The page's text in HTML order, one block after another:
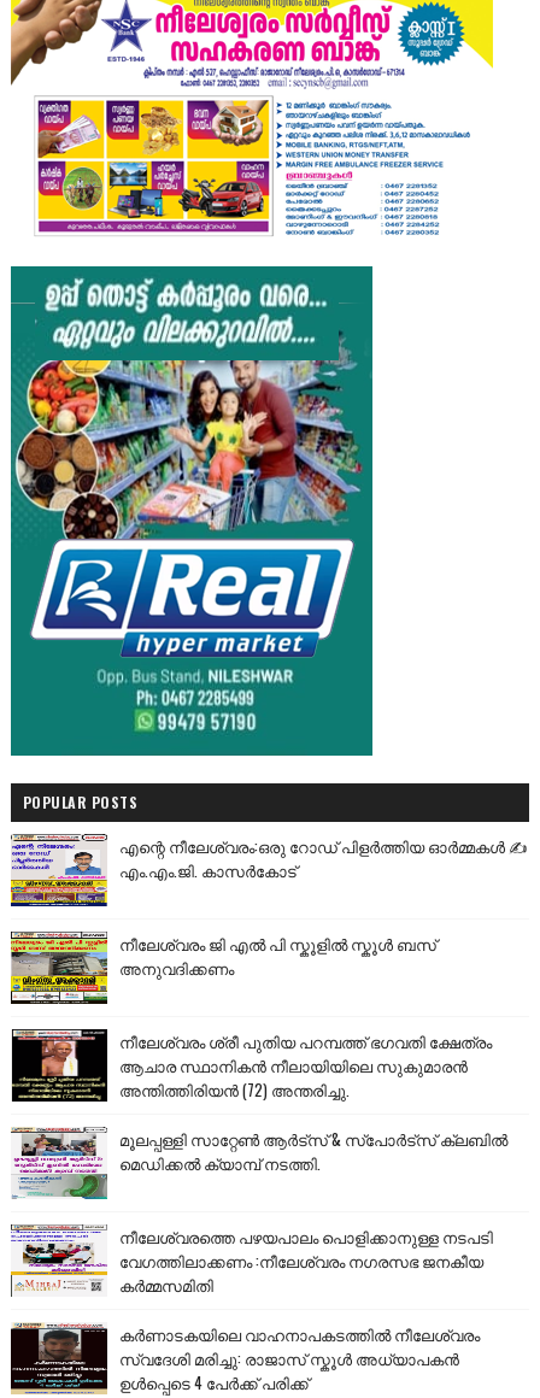
POPULAR POSTS
എന്റെ നീലേശ്വരം:ഒരു റോഡ് പിളർത്തിയ ഓർമ്മകൾ ✍️
എം.എം.ജി. കാസർകോട്
നീലേശ്വരം ജി എൽ പി സ്കൂളിൽ സ്കൂൾ ബസ്
അനുവദിക്കണം
നീലേശ്വരം ശ്രീ പുതിയ പറമ്പത്ത് ഭഗവതി ക്ഷേത്രം
ആചാര സ്ഥാനികൻ നീലായിയിലെ സുകുമാരൻ
അന്തിത്തിരിയൻ (72) അന്തരിച്ചു.
മൂലപ്പള്ളി സാറ്റേൺ ആർട്സ് & സ്പോർട്സ് ക്ലബിൽ
മെഡിക്കൽ ക്യാമ്പ് നടത്തി.
നീലേശ്വരത്തെ പഴയപാലം പൊളിക്കാനുള്ള നടപടി
വേഗത്തിലാക്കണം :നീലേശ്വരം നഗരസഭ ജനകീയ
കർമ്മസമിതി
കർണാടകയിലെ വാഹനാപകടത്തിൽ നീലേശ്വരം
സ്വദേശി മരിച്ചു: രാജാസ് സ്കൂൾ അധ്യാപകൻ
ഉൾപ്പെടെ 4 പേർക്ക് പരിക്ക്